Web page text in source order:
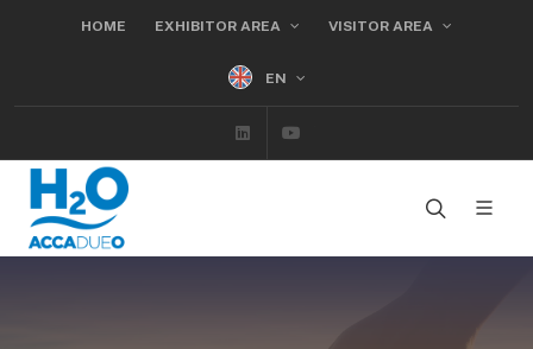
HOME EXHIBITOR AREA VISITOR AREA
EN
Linkedin